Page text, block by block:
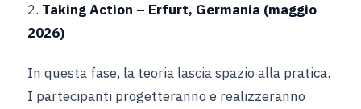
2. Taking Action – Erfurt, Germania (maggio
2026)
In questa fase, la teoria lascia spazio alla pratica.
I partecipanti progetteranno e realizzeranno